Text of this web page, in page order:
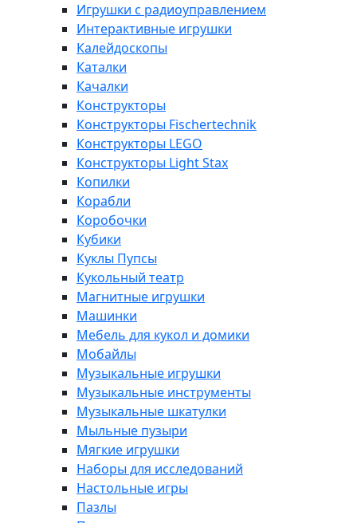
Игрушки с радиоуправлением
Интерактивные игрушки
Калейдоскопы
Каталки
Качалки
Конструкторы
Конструкторы Fisсhertechnik
Конструкторы LEGO
Конструкторы Light Stax
Копилки
Корабли
Коробочки
Кубики
Куклы Пупсы
Кукольный театр
Магнитные игрушки
Машинки
Мебель для кукол и домики
Мобайлы
Музыкальные игрушки
Музыкальные инструменты
Музыкальные шкатулки
Мыльные пузыри
Мягкие игрушки
Наборы для исследований
Настольные игры
Пазлы